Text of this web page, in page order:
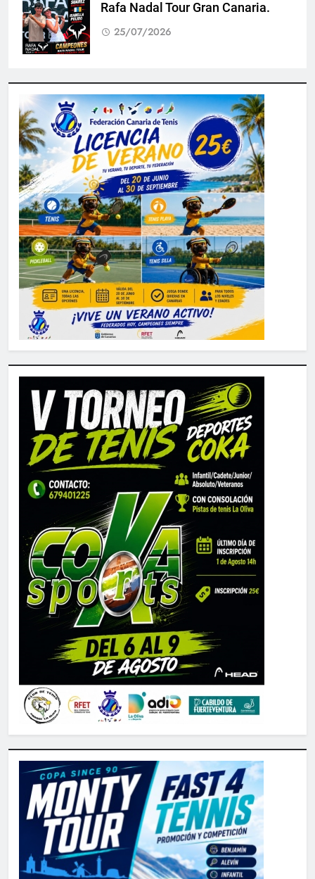
Rafa Nadal Tour Gran Canaria.
25/07/2026